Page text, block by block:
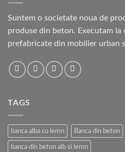
Suntem o societate noua de
produse din beton. Executam la
prefabricate din mobilier urban
TAGS
banca alba cu lemn Banca din beton
banca din beton alb si lemn